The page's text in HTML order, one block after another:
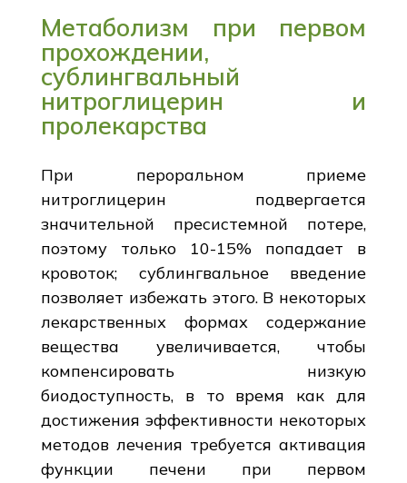
Метаболизм при первом
прохождении,
сублингвальный
нитроглицерин и
пролекарства
При пероральном приеме
нитроглицерин подвергается
значительной пресистемной потере,
поэтому только 10-15% попадает в
кровоток; сублингвальное введение
позволяет избежать этого. В некоторых
лекарственных формах содержание
вещества увеличивается, чтобы
компенсировать низкую
биодоступность, в то время как для
достижения эффективности некоторых
методов лечения требуется активация
функции печени при первом